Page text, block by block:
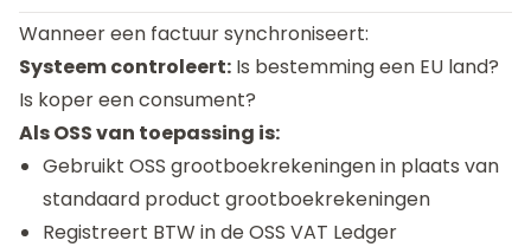
Wanneer een factuur synchroniseert:
Systeem controleert: Is bestemming een EU land?
Is koper een consument?
Als OSS van toepassing is:
Gebruikt OSS grootboekrekeningen in plaats van
standaard product grootboekrekeningen
Registreert BTW in de OSS VAT Ledger